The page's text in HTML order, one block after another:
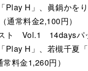
Play H」、眞鍋かを
通常料金2,100円）
スト Vol.1 14daysパ
Play H」、若槻千夏
料金1,260円）